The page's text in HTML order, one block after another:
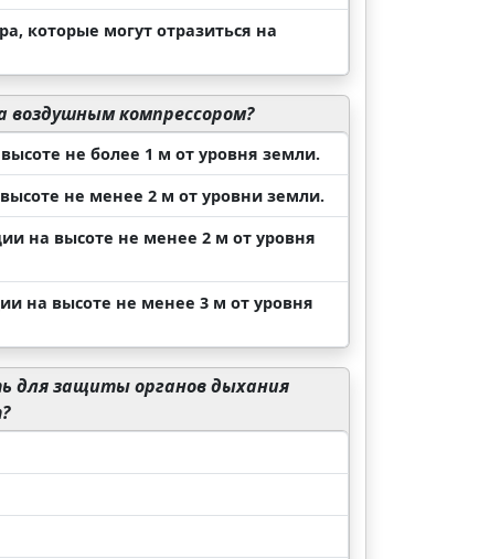
которые могут отразиться на
воздушным компрессором?
не более 1 м от уровня земли.
не менее 2 м от уровни земли.
на высоте не менее 2 м от уровня
на высоте не менее 3 м от уровня
для защиты органов дыхания